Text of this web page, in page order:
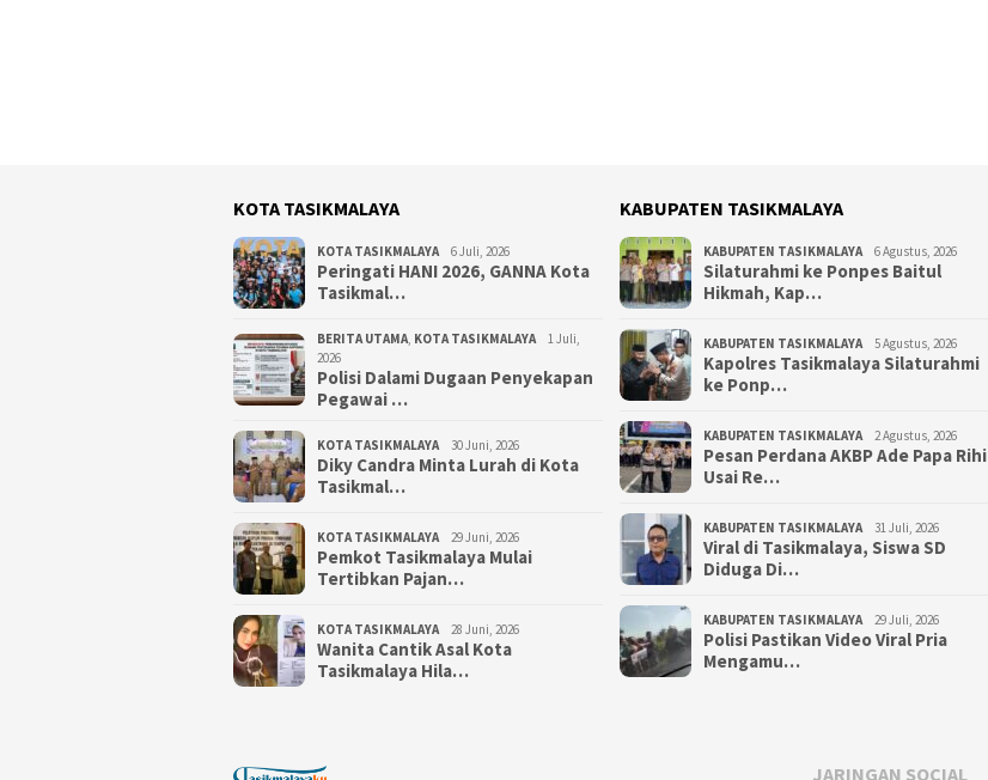
KOTA TASIKMALAYA
KOTA TASIKMALAYA 6 Juli, 2026
Peringati HANI 2026, GANNA Kota
Tasikmal…
BERITA UTAMA, KOTA TASIKMALAYA
1 Juli,
2026
Polisi Dalami Dugaan Penyekapan
Pegawai …
KOTA TASIKMALAYA 30 Juni, 2026
Diky Candra Minta Lurah di Kota
Tasikmal…
KOTA TASIKMALAYA 29 Juni, 2026
Pemkot Tasikmalaya Mulai
Tertibkan Pajan…
KOTA TASIKMALAYA 28 Juni, 2026
Wanita Cantik Asal Kota
Tasikmalaya Hila…
KABUPATEN TASIKMALAYA
KABUPATEN TASIKMALAYA 6 Agustus, 2026
Silaturahmi ke Ponpes Baitul
Hikmah, Kap…
KABUPATEN TASIKMALAYA 5 Agustus, 2026
Kapolres Tasikmalaya Silaturahmi
ke Ponp…
KABUPATEN TASIKMALAYA 2 Agustus, 2026
Pesan Perdana AKBP Ade Papa Rihi
Usai Re…
KABUPATEN TASIKMALAYA 31 Juli, 2026
Viral di Tasikmalaya, Siswa SD
Diduga Di…
KABUPATEN TASIKMALAYA 29 Juli, 2026
Polisi Pastikan Video Viral Pria
Mengamu…
JARINGAN SOCIAL